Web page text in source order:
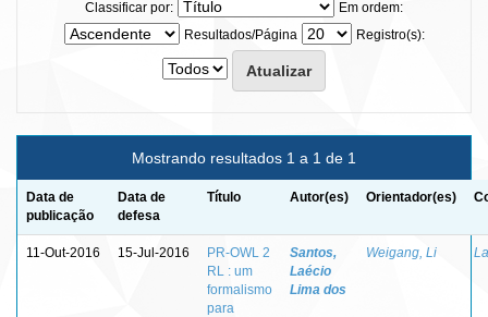
Classificar por:
Em ordem:
Resultados/Página
Registro(s):
Mostrando resultados 1 a 1 de 1
Data de
publicação
Data de
defesa
Título Autor(es) Orientador(es)
11-Out-2016 15-Jul-2016
PR-OWL 2
RL : um
formalismo
para
Santos,
Laécio
Lima dos
Weigang, Li